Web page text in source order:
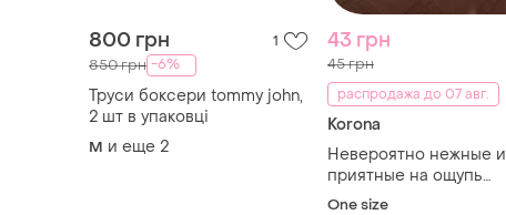
800 грн 1
850 грн -6%
Труси боксери tommy john,
2 шт в упаковці
M и еще 2
43 грн
45 грн
распродажа до 07 авг.
Korona
Невероятно нежные и
приятные на ощупь
ароматизированные
One size